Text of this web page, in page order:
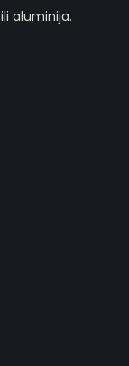
aluminija.